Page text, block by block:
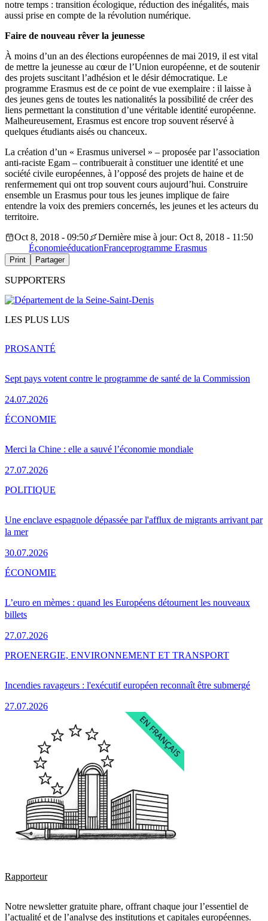
notre temps : transition écologique, réduction des inégalités, mais
aussi prise en compte de la révolution numérique.
Faire de nouveau rêver la jeunesse
À moins d’un an des élections européennes de mai 2019, il est vital
de mettre la jeunesse au cœur de l’Union européenne, et de soutenir
des projets suscitant l’adhésion et le désir démocratique. Le
programme Erasmus est de ce point de vue exemplaire : il laisse à
des jeunes gens de toutes les nationalités la possibilité de créer des
liens permettant la constitution d’une véritable identité européenne.
Malheureusement, Erasmus est encore trop souvent réservé à
quelques étudiants aisés ou chanceux.
La création d’un « Erasmus universel » – proposée par l’association
anti-raciste Egam – contribuerait à constituer une identité et une
société civile européennes, à l’opposé des projets de haine et de
renfermement qui ont trop souvent cours aujourd’hui. Construire
ensemble un Erasmus pour tous les jeunes implique de faire
entendre la voix des premiers concernés, les jeunes et les acteurs du
territoire.
Oct 8, 2018 - 09:50
Dernière mise à jour: Oct 8, 2018 - 11:50
ÉconomieéducationFranceprogramme Erasmus
Print Partager
SUPPORTERS
LES PLUS LUS
Sept pays votent contre le programme de santé de la Commission
24.07.2026
PROSANTÉ
Merci la Chine : elle a sauvé l’économie mondiale
27.07.2026
ÉCONOMIE
Une enclave espagnole dépassée par l'afflux de migrants arrivant par
la mer
30.07.2026
POLITIQUE
L’euro en mèmes : quand les Européens détournent les nouveaux
billets
27.07.2026
ÉCONOMIE
Incendies ravageurs : l'exécutif européen reconnaît être submergé
27.07.2026
PROENERGIE, ENVIRONNEMENT ET TRANSPORT
Rapporteur
Notre newsletter gratuite phare, offrant chaque jour l’essentiel de
l’actualité et de l’analyse des institutions et capitales européennes.